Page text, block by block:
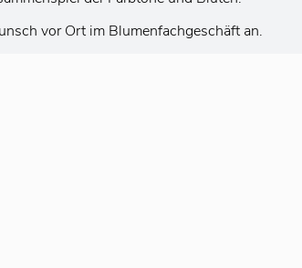
vor Ort im Blumenfachgeschäft an.